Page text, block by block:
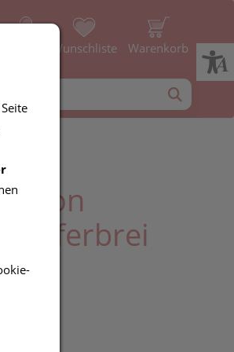
Wunschliste Warenkorb
Haferbrei